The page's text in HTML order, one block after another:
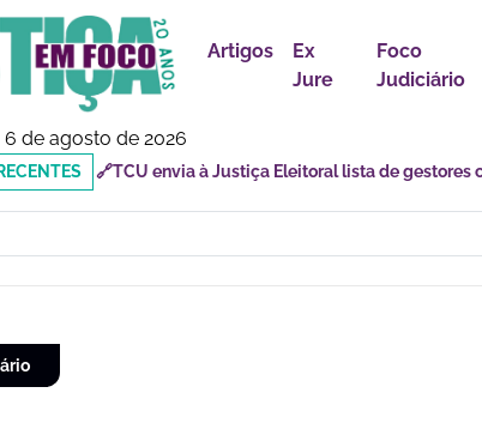
Artigos
Ex
Jure
Foco
Judiciário
de agosto de 2026
🔗Doutor Luizinho: Cadastro Nacional para
Social